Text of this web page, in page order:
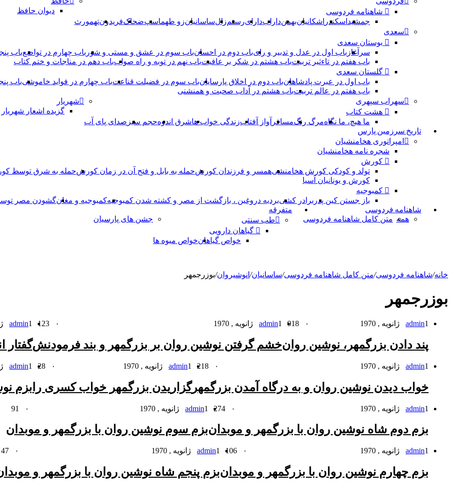
شاهنامه فردوسی
جمشید اسکندر اشکانیانبهمندارابدارایرستمزالساسانیانزو طهماسپ‏ضحاکفریدونتهمورث
دیوان حافظ
سعدی
بوستان سعدی
سرآغاز باب اول در عدل و تدبیر و رایباب دوم در احسانباب سوم در عشق و مستی و شور باب چهارم در تواضعباب
باب هفتم در تاءثیر تربیتباب هشتم در شکر بر عافیتباب نهم در توبه و راه صوابباب دهم در مناجات و ختم کتاب
گلستان سعدی
باب اول در عبرت پادشاهانباب دوم در اخلاق پارسایانباب سوم در فضیلت قناعتباب چهارم در فواید خاموشىباب
باب هفتم در عالم تربیتباب هشتم در آداب صحبت و همنشنى
سهراب سپهری
هشت کتاب
ما هیچ، ما نگاهمرگ رنگمسافر آواز آفتابزندگی خواب هاشرق اندوهحجم سبز صدای پای آب
شهریار
گزیده اشعار شهریار
تاریخ سرزمین پارس
امپراتوری هخامنشیان
شجره نامه هخامنشیان
کورش
تولد و کودکی کورش هخامنشیهمسر و فرزندان کورشحمله به بابل و فتح آن در زمان کورشحمله به شرق توسط
کورش و یونانیان آسیا
کمبوجیه
باز جستن کین پدر برادر کشیبردیه دروغین ، بازگشت از مصر و کشته شدن کمبوجیهکمبوجیه و مغانگشودن مصر
شاهنامه فردوسی
همه متن کامل شاهنامه فردوسی
متفرقه
طب سنتی
گیاهان دارویی
خواص گیاهانخواص میوه ها
جشن های پارسیان
خانه/شاهنامه فردوسی/متن کامل شاهنامه فردوسی/ساسانیان/ انوشیروان/بوزرجمهر
بوزرجمهر
admin1 ژانویه , 1970 ۰
پند دادن بزرگمهر، نوشین روان
admin1 ژانویه , 1970 ۰
خشم گرفتن نوشین روان بر بزرگمهر و بند فرمودنش
admin1 ژانویه , 1970
گفتار
admin1 ژانویه , 1970 ۰
خواب دیدن نوشین روان و به درگاه آمدن بزرگمهر
admin1 ژانویه , 1970 ۰
گزاریدن بزرگمهر خواب کسرى را
admin1 ژانویه , 1970
بزم
admin1 ژانویه , 1970 ۰
بزم دوم شاه نوشین روان با بزرگمهر و موبدان
admin1 ژانویه , 1970 ۰
بزم سوم نوشین روان با بزرگمهر و موبدان
admin1 ژانویه , 1970 ۰
بزم چهارم نوشین روان با بزرگمهر و موبدان
admin1 ژانویه , 1970 ۰
بزم پنجم شاه نوشین روان با بزرگمهر و